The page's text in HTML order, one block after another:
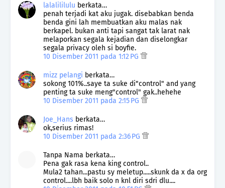
lalalililulu berkata…
penah terjadi kat aku jugak. disebabkan benda
benda gini lah membuatkan aku malas nak
berkapel. bukan anti tapi sangat tak larat nak
melaporkan segala kejadian dan diselongkar
segala privacy oleh si boyfie.
10 Disember 2011 pada 1:12 PG
mizz pelangi berkata…
sokong 101%..saye ta suke di"control" and yang
penting ta suke meng"control" gak..hehehe
10 Disember 2011 pada 2:15 PG
Joe_Hans berkata…
ok,serius rimas!
10 Disember 2011 pada 2:36 PG
Tanpa Nama berkata…
Pena gak rasa kena king control..
Mula2 tahan...pastu sy meletup.....skunk da x da org
control....lbh baik solo n knl diri sdri dlu....